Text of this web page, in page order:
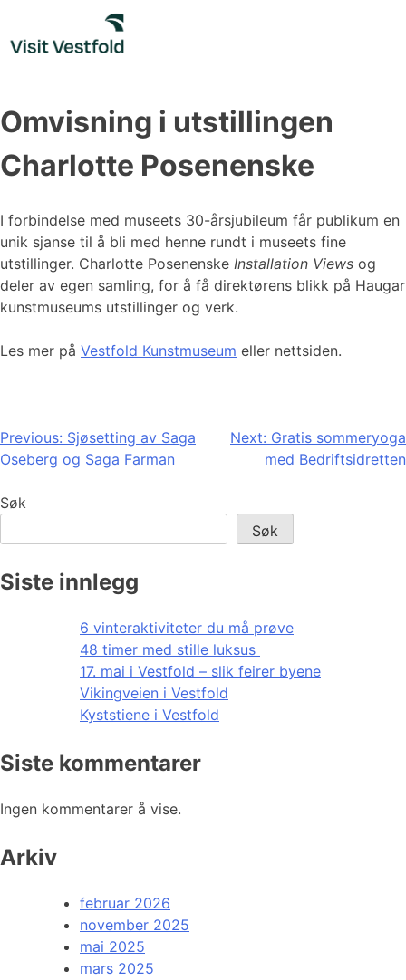
content
Omvisning i utstillingen
Charlotte Posenenske
I forbindelse med museets 30-årsjubileum får publikum en
unik sjanse til å bli med henne rundt i museets fine
utstillinger. Charlotte Posenenske Installation Views og
deler av egen samling, for å få direktørens blikk på Haugar
kunstmuseums utstillinger og verk.
Les mer på Vestfold Kunstmuseum eller nettsiden.
Innleggsnavigasjon
Previous: Sjøsetting av Saga
Oseberg og Saga Farman
Next: Gratis sommeryoga
med Bedriftsidretten
Søk
Søk
Siste innlegg
6 vinteraktiviteter du må prøve
48 timer med stille luksus
17. mai i Vestfold – slik feirer byene
Vikingveien i Vestfold
Kyststiene i Vestfold
Siste kommentarer
Ingen kommentarer å vise.
Arkiv
februar 2026
november 2025
mai 2025
mars 2025